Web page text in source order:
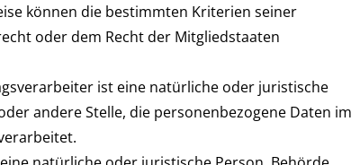
können die bestimmten Kriterien seiner
oder dem Recht der Mitgliedstaaten
ist eine natürliche oder juristische
andere Stelle, die personenbezogene Daten im